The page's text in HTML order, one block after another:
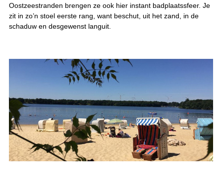
Oostzeestranden brengen ze ook hier instant badplaatssfeer. Je
zit in zo’n stoel eerste rang, want beschut, uit het zand, in de
schaduw en desgewenst languit.